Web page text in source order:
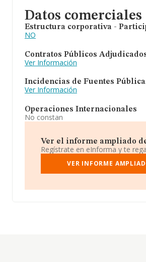
Datos comerciales
Estructura corporativa -
NO
Contratos Públicos
Ver Información
Incidencias de Fuentes
Ver Información
Operaciones Internacionales
No constan
Ver el informe ampliado
Regístrate en eInforma y te
VER INFORME